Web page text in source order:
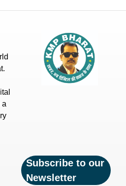
a
Subscribe to our
Newsletter